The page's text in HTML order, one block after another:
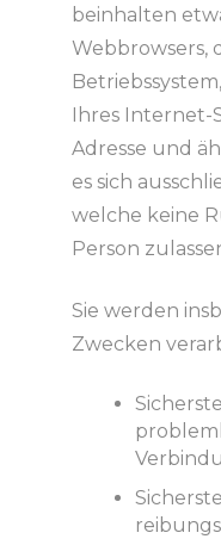
beinhalten
Webbrowsers,
Ihres Internet-
Adresse und
es sich
welche keine
Person
Sie werden
Zwecken